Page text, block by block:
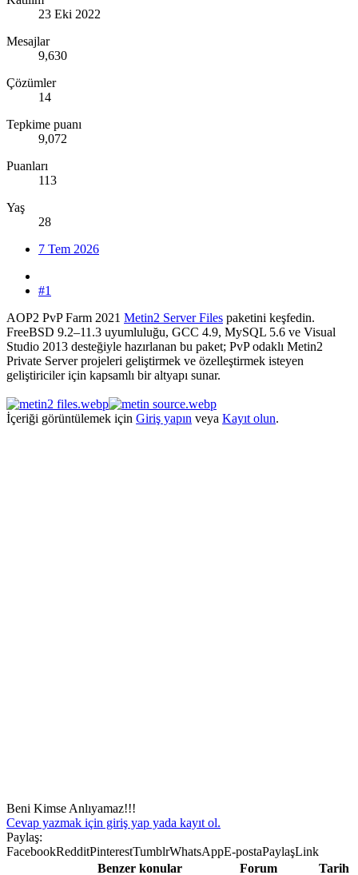
23 Eki 2022
Mesajlar
9,630
Çözümler
14
Tepkime puanı
9,072
Puanları
113
Yaş
28
7 Tem 2026
#1
AOP2 PvP Farm 2021 Metin2 Server Files paketini keşfedin.
FreeBSD 9.2–11.3 uyumluluğu, GCC 4.9, MySQL 5.6 ve Visual
Studio 2013 desteğiyle hazırlanan bu paket; PvP odaklı Metin2
Private Server projeleri geliştirmek ve özelleştirmek isteyen
geliştiriciler için kapsamlı bir altyapı sunar.
İçeriği görüntülemek için Giriş yapın veya Kayıt olun.
Beni Kimse Anlıyamaz!!!
Cevap yazmak için giriş yap yada kayıt ol.
Paylaş:
FacebookRedditPinterestTumblrWhatsAppE-postaPaylaşLink
Benzer konular
Forum Tarih